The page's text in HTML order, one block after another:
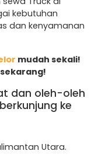
kebutuhan
dan kenyamanan
mudah sekali!
dan oleh-oleh
ke
Utara.